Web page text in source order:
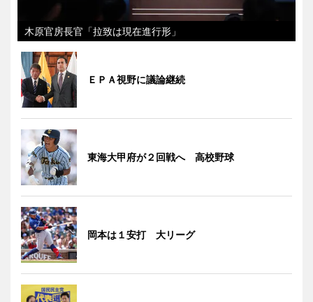
木原官房長官「拉致は現在進行形」
ＥＰＡ視野に議論継続
東海大甲府が２回戦へ 高校野球
岡本は１安打 大リーグ